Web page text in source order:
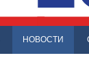
НОВОСТИ